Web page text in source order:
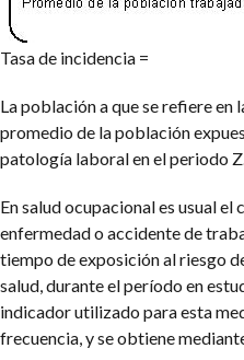
Tasa de incidencia =
La población a que se refiere en
promedio de la población
patología laboral en el periodo
En salud ocupacional es usual
enfermedad o accidente de
tiempo de exposición al riesgo
salud, durante el período en
indicador utilizado para esta
frecuencia, y se obtiene